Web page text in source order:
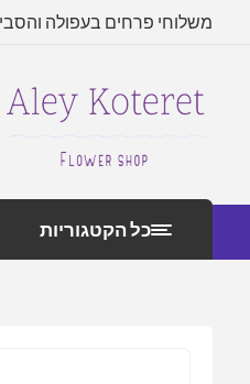
משלוחי פרחים בעפולה
כל הקטגוריות